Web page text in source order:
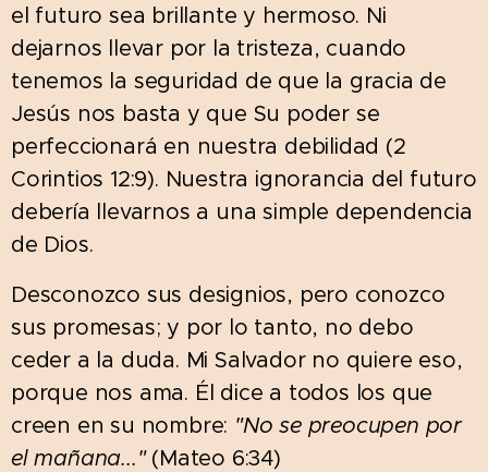
el futuro sea brillante y hermoso. Ni
dejarnos llevar por la tristeza, cuando
tenemos la seguridad de que la gracia de
Jesús nos basta y que Su poder se
perfeccionará en nuestra debilidad (2
Corintios 12:9). Nuestra ignorancia del futuro
debería llevarnos a una simple dependencia
de Dios.
Desconozco sus designios, pero conozco
sus promesas; y por lo tanto, no debo
ceder a la duda. Mi Salvador no quiere eso,
porque nos ama. Él dice a todos los que
creen en su nombre: "No se preocupen por
el mañana..."(Mateo 6:34)